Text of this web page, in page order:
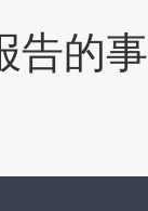
告的